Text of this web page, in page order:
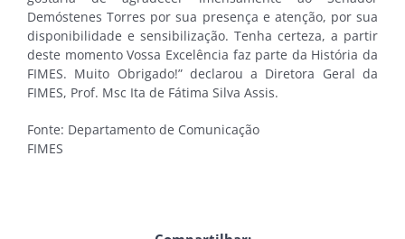
Demóstenes Torres por sua presença e atenção, por sua
disponibilidade e sensibilização. Tenha certeza, a partir
deste momento Vossa Excelência faz parte da História da
FIMES. Muito Obrigado!” declarou a Diretora Geral da
FIMES, Prof. Msc Ita de Fátima Silva Assis.
Fonte: Departamento de Comunicação
FIMES